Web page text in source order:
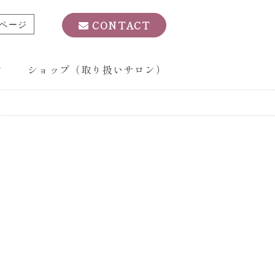
ショップ（取り扱いサロン）
CONTACT
ージ